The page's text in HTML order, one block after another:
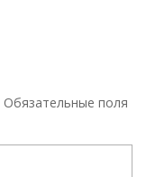
Обязательные поля